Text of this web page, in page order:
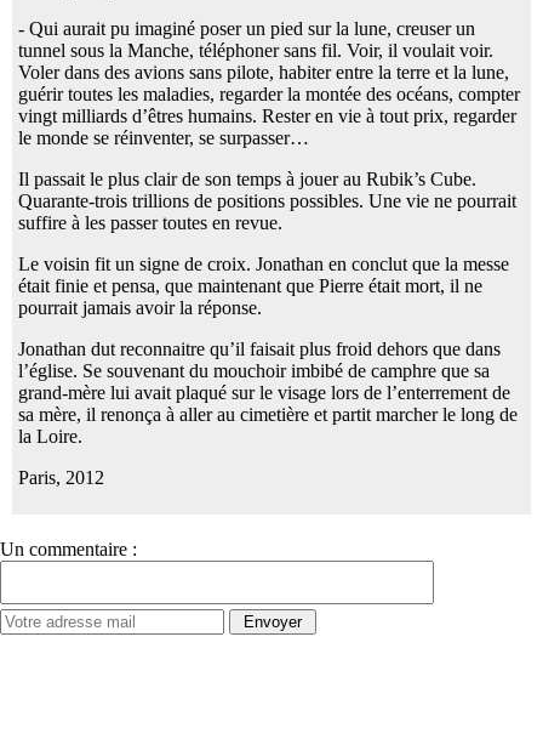
- Qui aurait pu imaginé poser un pied sur la lune, creuser un
tunnel sous la Manche, téléphoner sans fil. Voir, il voulait voir.
Voler dans des avions sans pilote, habiter entre la terre et la lune,
guérir toutes les maladies, regarder la montée des océans, compter
vingt milliards d’êtres humains. Rester en vie à tout prix, regarder
le monde se réinventer, se surpasser…
Il passait le plus clair de son temps à jouer au Rubik’s Cube.
Quarante-trois trillions de positions possibles. Une vie ne pourrait
suffire à les passer toutes en revue.
Le voisin fit un signe de croix. Jonathan en conclut que la messe
était finie et pensa, que maintenant que Pierre était mort, il ne
pourrait jamais avoir la réponse.
Jonathan dut reconnaitre qu’il faisait plus froid dehors que dans
l’église. Se souvenant du mouchoir imbibé de camphre que sa
grand-mère lui avait plaqué sur le visage lors de l’enterrement de
sa mère, il renonça à aller au cimetière et partit marcher le long de
la Loire.
Paris, 2012
Un commentaire :